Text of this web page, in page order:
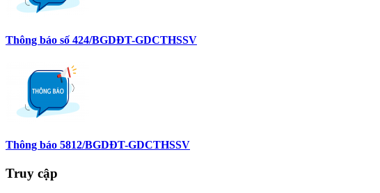
Thông báo số 424/BGDĐT-GDCTHSSV
Thông báo 5812/BGDĐT-GDCTHSSV
Truy cập